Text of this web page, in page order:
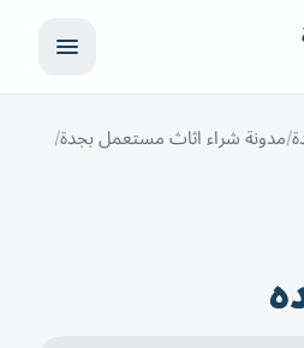
مدونة شراء اثاث مستعمل بجدة